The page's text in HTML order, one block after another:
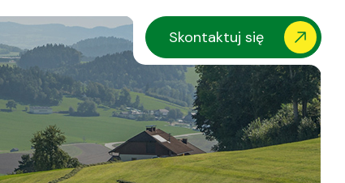
Skontaktuj się